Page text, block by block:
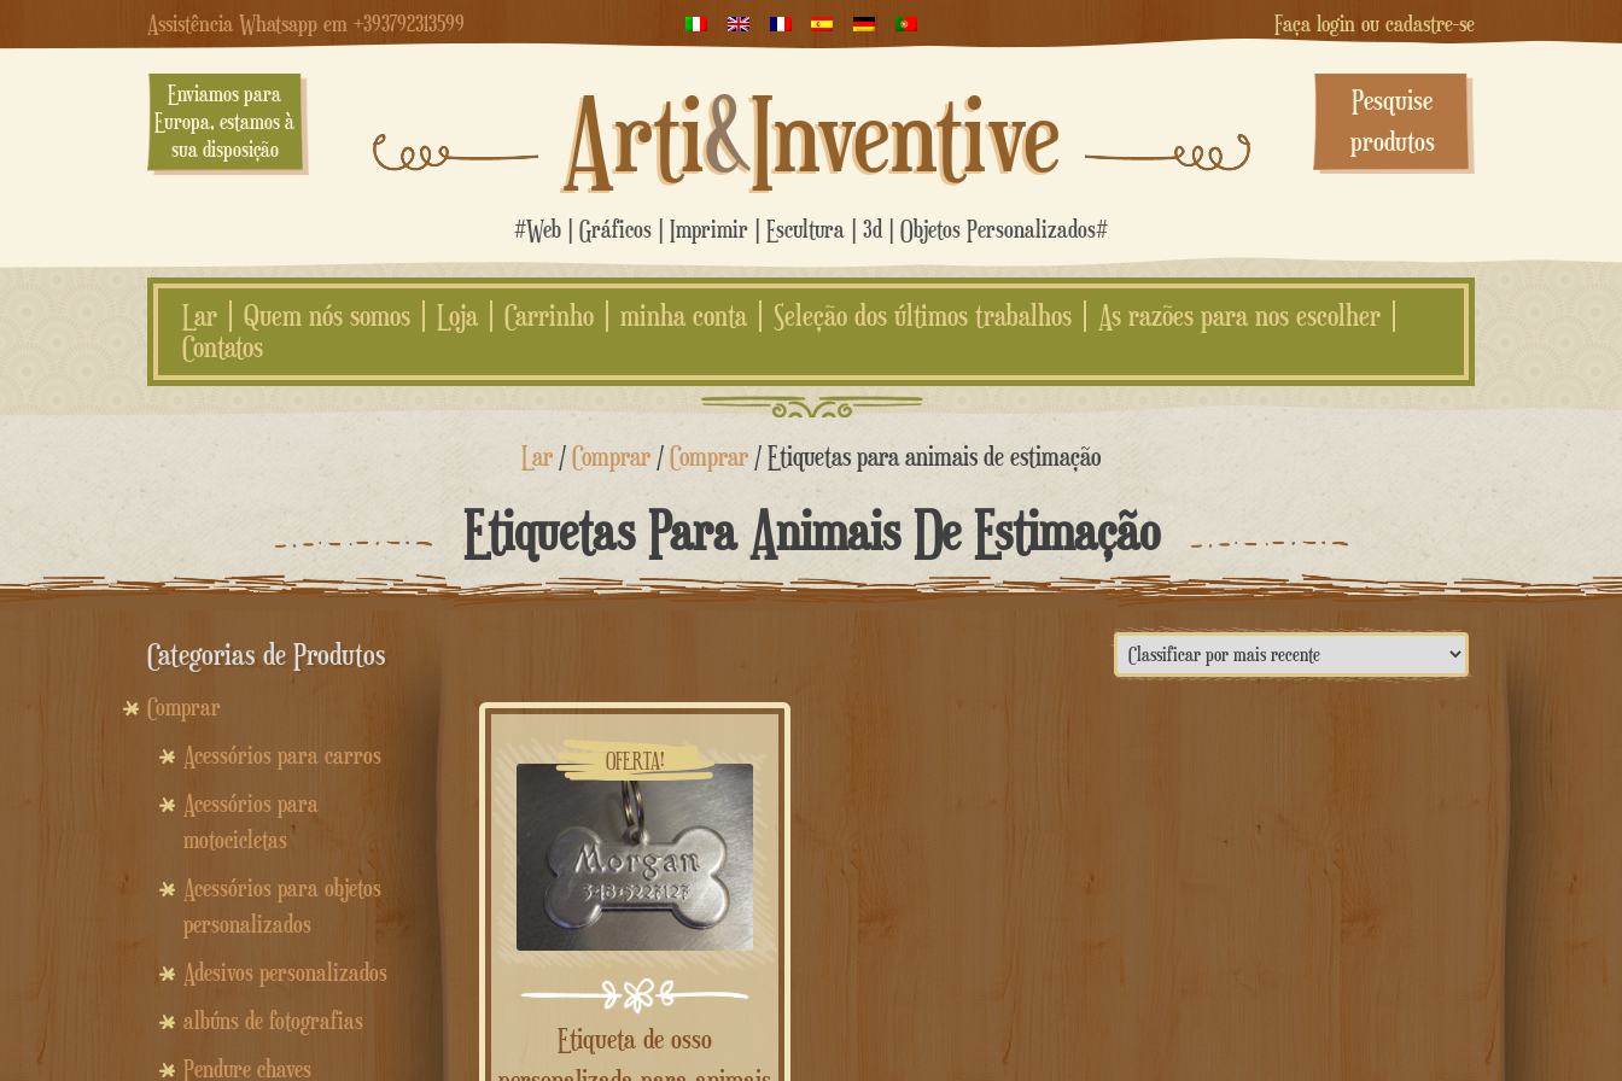
Assistência Whatsapp em +393792313599 Faça login ou cadastre-se
Enviamos para
Europa, estamos à
sua disposição
Arti&Inventive
#Web | Gráficos | Imprimir | Escultura | 3d | Objetos Personalizados#
Pesquise
produtos
Lar Quem nós somos Loja Carrinho minha conta Seleção dos últimos trabalhos
As razões para nos escolher
Contatos
Ir
conteúdo
Lar /Comprar /Comprar / Etiquetas para animais de estimação
Etiquetas Para Animais De Estimação
OFERTA!
Etiqueta de osso
Categorias de Produtos
Comprar
Acessórios para carros
Acessórios para
motocicletas
Acessórios para objetos
personalizados
Adesivos personalizados
albúns de fotografias
Pendure chaves